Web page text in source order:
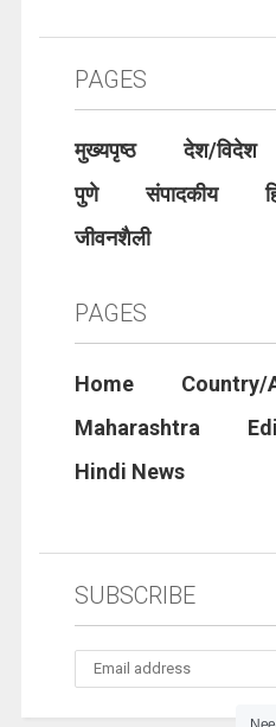
PAGES
मुख्यपृष्ठ देश/विदेश
पुणे
संपादकीय
जीवनशैली
PAGES
Home
Country/
Maharashtra
Hindi News
SUBSCRIBE